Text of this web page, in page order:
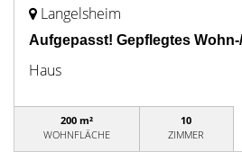
Langelsheim
Aufgepasst! Gepflegtes
Haus
200 m²
WOHNFLÄCHE
10
ZIMMER